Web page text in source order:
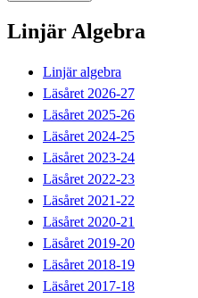
Linjär Algebra
Linjär algebra
Läsåret 2026-27
Läsåret 2025-26
Läsåret 2024-25
Läsåret 2023-24
Läsåret 2022-23
Läsåret 2021-22
Läsåret 2020-21
Läsåret 2019-20
Läsåret 2018-19
Läsåret 2017-18